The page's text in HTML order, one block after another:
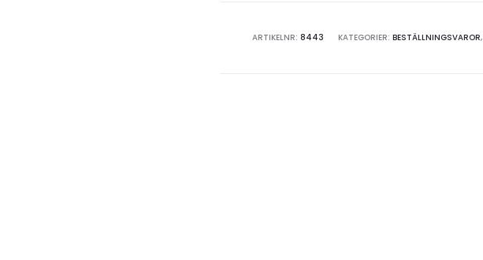
ARTIKELNR: 8443 KATEGORIER: BESTÄLLNINGSVAROR,